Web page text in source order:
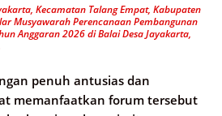
Kecamatan Talang Empat, Kabupaten
Musyawarah Perencanaan Pembangunan
Anggaran 2026 di Balai Desa Jayakarta,
penuh antusias dan
memanfaatkan forum tersebut